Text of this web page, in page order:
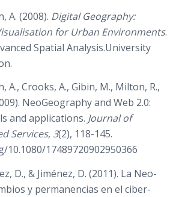
A. (2008). Digital Geography:
for Urban Environments.
Spatial Analysis.University
A., Crooks, A., Gibin, M., Milton, R.,
NeoGeography and Web 2.0:
and applications. Journal of
Services, 3(2), 118-145.
17489720902950366
D., & Jiménez, D. (2011). La Neo-
y permanencias en el ciber-